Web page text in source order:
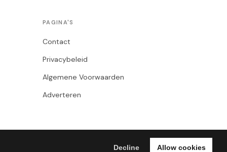
Decline Allow cookies
PAGINA'S
Contact
Privacybeleid
Algemene Voorwaarden
Adverteren